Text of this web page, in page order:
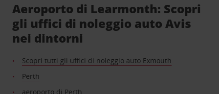
Aeroporto di Learmonth: Scopri
gli uffici di noleggio auto Avis
nei dintorni
Scopri tutti gli uffici di noleggio auto Exmouth
Perth
aeroporto di Perth